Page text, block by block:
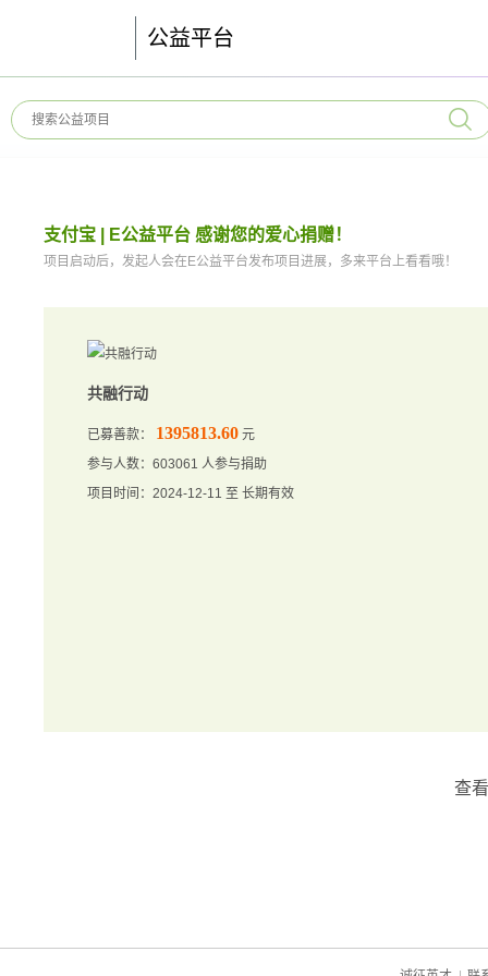
公益平台
支付宝 | E公益平台 感谢您的爱心捐赠！
项目启动后，发起人会在E公益平台发布项目进展，多来平台上看看哦！
共融行动
已募善款： 1395813.60 元
参与人数：603061 人参与捐助
项目时间：2024-12-11 至 长期有效
查看